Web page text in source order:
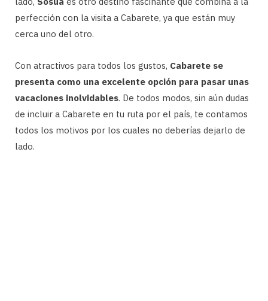
perfección con la visita a Cabarete, ya que están muy
cerca uno del otro.
Con atractivos para todos los gustos, Cabarete se
presenta como una excelente opción para pasar unas
vacaciones inolvidables. De todos modos, sin aún dudas
de incluir a Cabarete en tu ruta por el país, te contamos
todos los motivos por los cuales no deberías dejarlo de
lado.